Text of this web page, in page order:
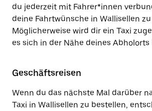
du jederzeit mit Fahrer*innen
deine Fahrtwünsche in Wallisellen
Möglicherweise wird dir ein Taxi
es sich in der Nähe deines
Geschäftsreisen
Wenn du das nächste Mal darüber
Taxi in Wallisellen zu bestellen,